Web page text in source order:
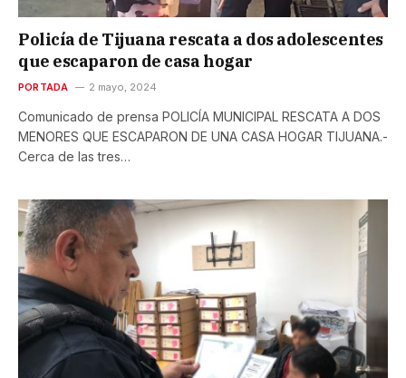
Policía de Tijuana rescata a dos adolescentes
que escaparon de casa hogar
PORTADA 2 mayo, 2024
Comunicado de prensa POLICÍA MUNICIPAL RESCATA A DOS
MENORES QUE ESCAPARON DE UNA CASA HOGAR TIJUANA.-
Cerca de las tres…